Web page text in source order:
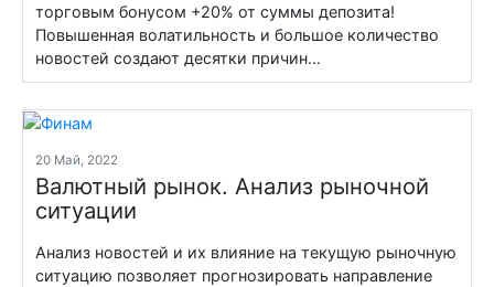
торговым бонусом +20% от суммы депозита!
Повышенная волатильность и большое количество
новостей создают десятки причин...
20 Май, 2022
Валютный рынок. Анализ рыночной
ситуации
Анализ новостей и их влияние на текущую рыночную
ситуацию позволяет прогнозировать направление